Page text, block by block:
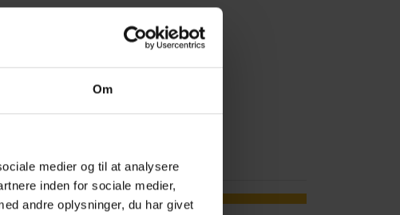
Om
medier og til at analysere
inden for sociale medier,
andre oplysninger, du har givet
nu
SUMMER SALE